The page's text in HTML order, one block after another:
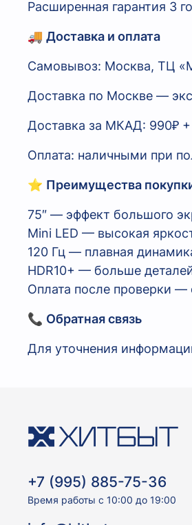
Расширенная гарантия 3
🚚 Доставка и оплата
Самовывоз: Москва, ТЦ
Доставка по Москве —
Доставка за МКАД: 990₽
Оплата: наличными при
⭐ Преимущества
75″ — эффект большого
Mini LED — высокая
120 Гц — плавная
HDR10+ — больше
Оплата после проверки
📞 Обратная связь
Для уточнения
+7 (995) 885-75-36
Время работы с 10:00 до 19:00